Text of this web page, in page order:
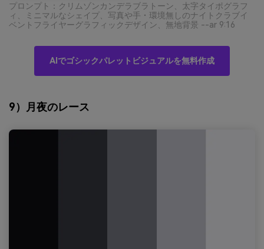
プロンプト：クリムゾンカンデラブラトーン、太字タイポグラフ
ィ、ミニマルなシェイプ、写真や手・環境無しのナイトクラブイ
ベントフライヤーグラフィックデザイン、無地背景 --ar 9:16
AIでゴシックパレットビジュアルを無料作成
9）月夜のレース